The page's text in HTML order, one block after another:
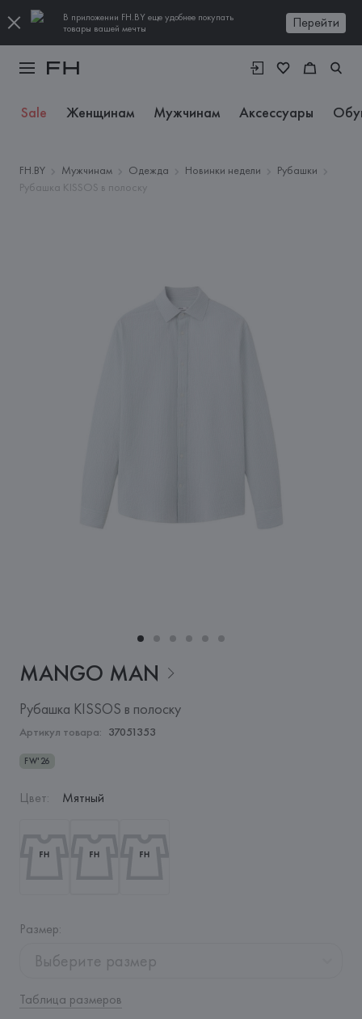
В приложении FH.BY еще удобнее покупать
товары вашей мечты
Перейти
Sale Женщинам Мужчинам Аксессуары
FH.BY Мужчинам Одежда Новинки недели
Рубашки
Рубашка KISSOS в полоску
MANGO MAN
Рубашка KISSOS в полоску
Артикул товара: 37051353
FW'26
Цвет: Мятный
Размер:
Выберите размер
Таблица размеров